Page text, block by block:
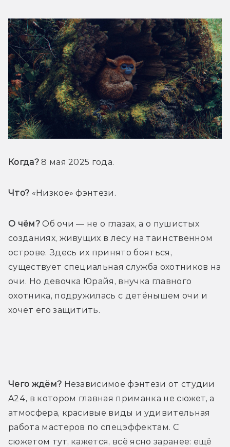
Когда? 8 мая 2025 года.
Что? «Низкое» фэнтези.
О чём? Об очи — не о глазах, а о пушистых
созданиях, живущих в лесу на таинственном
острове. Здесь их принято бояться,
существует специальная служба охотников на
очи. Но девочка Юрайя, внучка главного
охотника, подружилась с детёнышем очи и
хочет его защитить.
Чего ждём? Независимое фэнтези от студии
A24, в котором главная приманка не сюжет, а
атмосфера, красивые виды и удивительная
работа мастеров по спецэффектам. С
сюжетом тут, кажется, всё ясно заранее: ещё